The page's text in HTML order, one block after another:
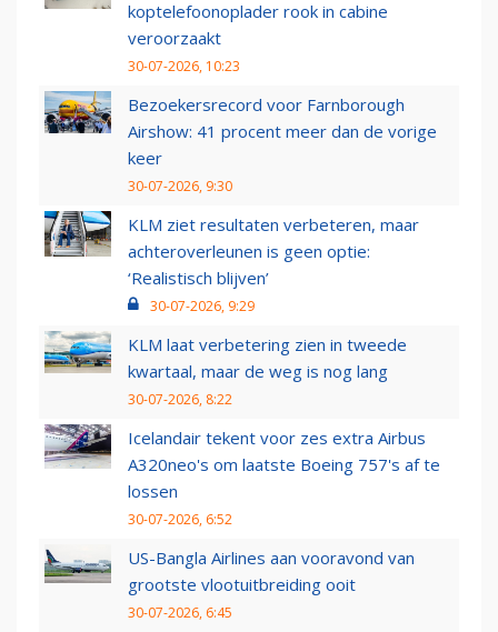
koptelefoonoplader rook in cabine
veroorzaakt
30-07-2026, 10:23
Bezoekersrecord voor Farnborough
Airshow: 41 procent meer dan de vorige
keer
30-07-2026, 9:30
KLM ziet resultaten verbeteren, maar
achteroverleunen is geen optie:
‘Realistisch blijven’
30-07-2026, 9:29
KLM laat verbetering zien in tweede
kwartaal, maar de weg is nog lang
30-07-2026, 8:22
Icelandair tekent voor zes extra Airbus
A320neo's om laatste Boeing 757's af te
lossen
30-07-2026, 6:52
US-Bangla Airlines aan vooravond van
grootste vlootuitbreiding ooit
30-07-2026, 6:45